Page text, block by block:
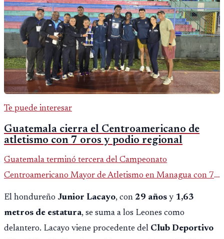
Te puede interesar
Guatemala cierra el Centroamericano de
atletismo con 7 oros y podio regional
Guatemala terminó tercera del Campeonato
Centroamericano Mayor de Atletismo en Managua con 7
oros, 5 platas y 2 bronces, según la publicación oficial de
El hondureño Junior Lacayo, con 29 años y 1,63
metros de estatura, se suma a los Leones como
delantero. Lacayo viene procedente del Club Deportivo